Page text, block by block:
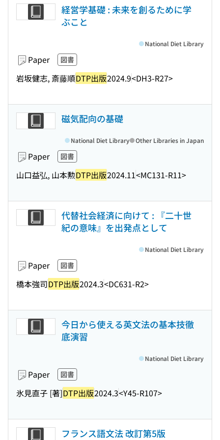
経営学基礎 : 未来を創るために学
ぶこと
Paper 図書
岩坂健志, 斎藤順DTP出版2024.9<DH3-R27>
National Diet Library
磁気配向の基礎
Paper 図書
山口益弘, 山本勲DTP出版2024.11<MC131-R11>
National Diet Library Other Libraries in Japan
代替社会経済に向けて : 『二十世
紀の意味』を出発点として
Paper 図書
橋本強司DTP出版2024.3<DC631-R2>
National Diet Library
今日から使える英文法の基本技徹
底演習
Paper 図書
氷見直子 [著]DTP出版2024.3<Y45-R107>
National Diet Library
フランス語文法 改訂第5版